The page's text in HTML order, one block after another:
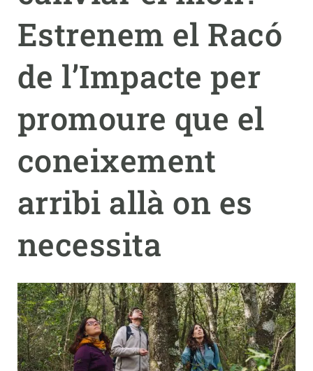
Estrenem el Racó
de l’Impacte per
promoure que el
coneixement
arribi allà on es
necessita
UNEIX-TE A NOSALTRES
PARTICIPA
NOTÍCIES I AGENDA